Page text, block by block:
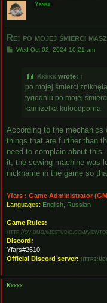
Yfars
Re: po mojej śmierci
PWed Oct 02, 2024 10:21 am
Kkkkk wrote: ↑
po mojej śmierci
tygodniu po mojej
kamizelka kuloodporna
According to the mechanics
things that are further than
need to complain about
it, the sewing machine was
nickname in the game so
Yfars : Game Administrator
Languages: English, Russian
Game Rules:
http://ov.dmgamestudio.com/
Discord:
Yfars#2610
Official Discord server: https://
Kkkkk